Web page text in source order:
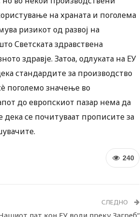
на храната и поголема
ризикот од развој на
Светската здравствена
здравје. Затоа, одлуката на ЕУ
стандардите за производство
поголемо значење во
до европскиот пазар нема да
се почитуваат прописите за
240
СЛЕДНО
пат кон ЕУ води преку Загреб“